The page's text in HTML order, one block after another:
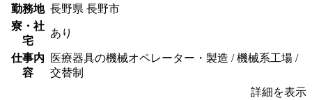
勤務地 長野県 長野市
寮・社
宅
あり
仕事内
容
医療器具の機械オペレーター・製造 / 機械系工場 /
交替制
詳細を表示